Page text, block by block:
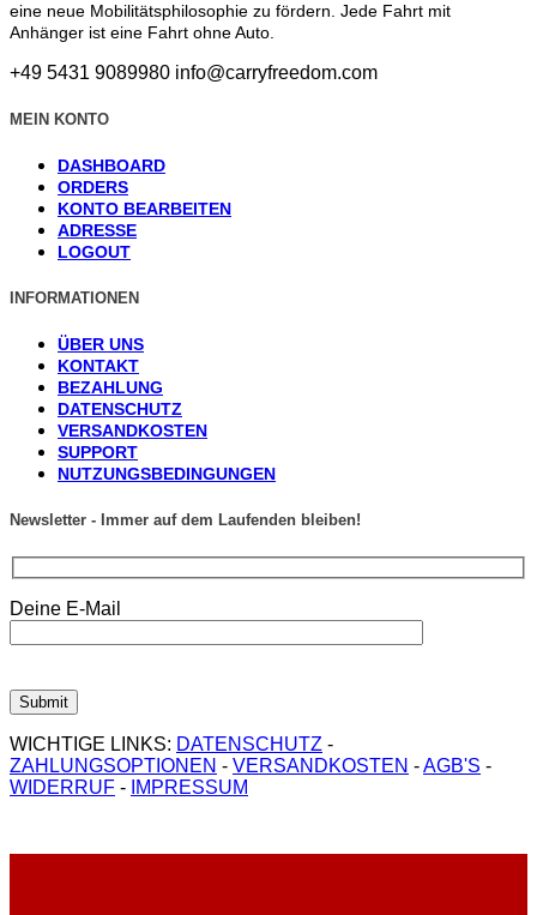
eine neue Mobilitätsphilosophie zu fördern. Jede Fahrt mit
Anhänger ist eine Fahrt ohne Auto.
+49 5431 9089980 info@carryfreedom.com
MEIN KONTO
DASHBOARD
ORDERS
KONTO BEARBEITEN
ADRESSE
LOGOUT
INFORMATIONEN
ÜBER UNS
KONTAKT
BEZAHLUNG
DATENSCHUTZ
VERSANDKOSTEN
SUPPORT
NUTZUNGSBEDINGUNGEN
Newsletter - Immer auf dem Laufenden bleiben!
Deine E-Mail
WICHTIGE LINKS: DATENSCHUTZ -
ZAHLUNGSOPTIONEN - VERSANDKOSTEN -AGB'S -
WIDERRUF - IMPRESSUM